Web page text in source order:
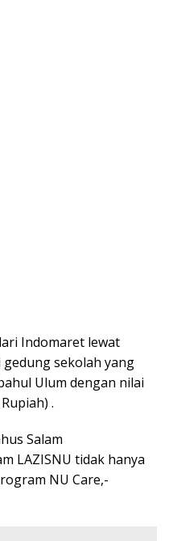
Indomaret lewat
gedung sekolah yang
Ulum dengan nilai
.
Salam
LAZISNU tidak hanya
NU Care,-